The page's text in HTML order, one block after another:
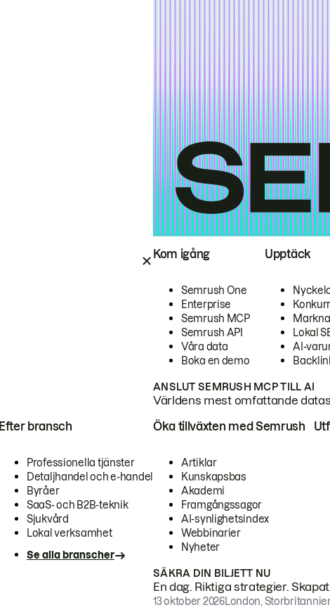
Kom igång
Semrush One
Enterprise
Semrush MCP
Semrush API
Våra data
Boka en demo
Upptäck
Lokal
AI-
ANSLUT SEMRUSH MCP TILL AI
Världens mest omfattande
Efter bransch
Professionella tjänster
Detaljhandel och e-handel
Byråer
SaaS- och B2B-teknik
Sjukvård
Lokal verksamhet
Se alla branscher
Öka tillväxten med Semrush
Artiklar
Kunskapsbas
Akademi
Framgångssagor
AI-synlighetsindex
Webbinarier
Nyheter
SÄKRA DIN BILJETT NU
En dag. Riktiga strategier.
13 oktober 2026London,